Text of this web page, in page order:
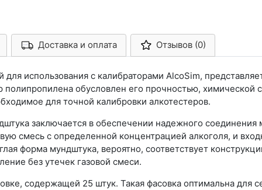
Арконт-Мед Доставка и оплата Отзывов (0)
использования с калибраторами AlcoSim,
обусловлен его прочностью, химической
для точной калибровки алкотестеров.
заключается в обеспечении надежного
смесь с определенной концентрацией алкоголя, и
форма мундштука, вероятно, соответствует
без утечек газовой смеси.
содержащей 25 штук. Такая фасовка оптимальна для